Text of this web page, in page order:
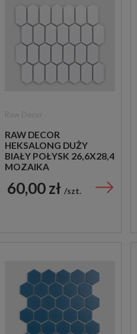
RAW DECOR
HEKSALONG DUŻY
BIAŁY POŁYSK 26,6X28,4
MOZAIKA
60,00 zł szt.